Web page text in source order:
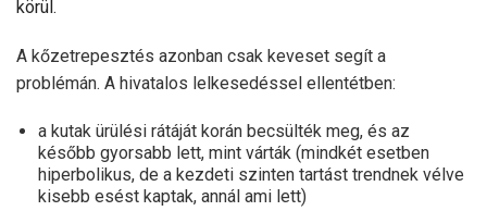
körül.
A kőzetrepesztés azonban csak keveset segít a
problémán. A hivatalos lelkesedéssel ellentétben:
a kutak ürülési rátáját korán becsülték meg, és az
később gyorsabb lett, mint várták (mindkét esetben
hiperbolikus, de a kezdeti szinten tartást trendnek vélve
kisebb esést kaptak, annál ami lett)